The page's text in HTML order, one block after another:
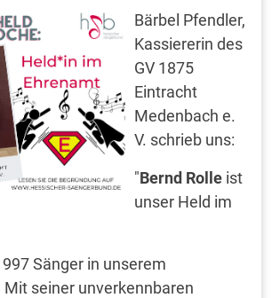
Bärbel Pfendler,
Kassiererin des
GV 1875
Eintracht
Medenbach e.
V. schrieb uns:
"Bernd Rolle ist
unser Held im
Sänger in unserem
Mit seiner unverkennbaren